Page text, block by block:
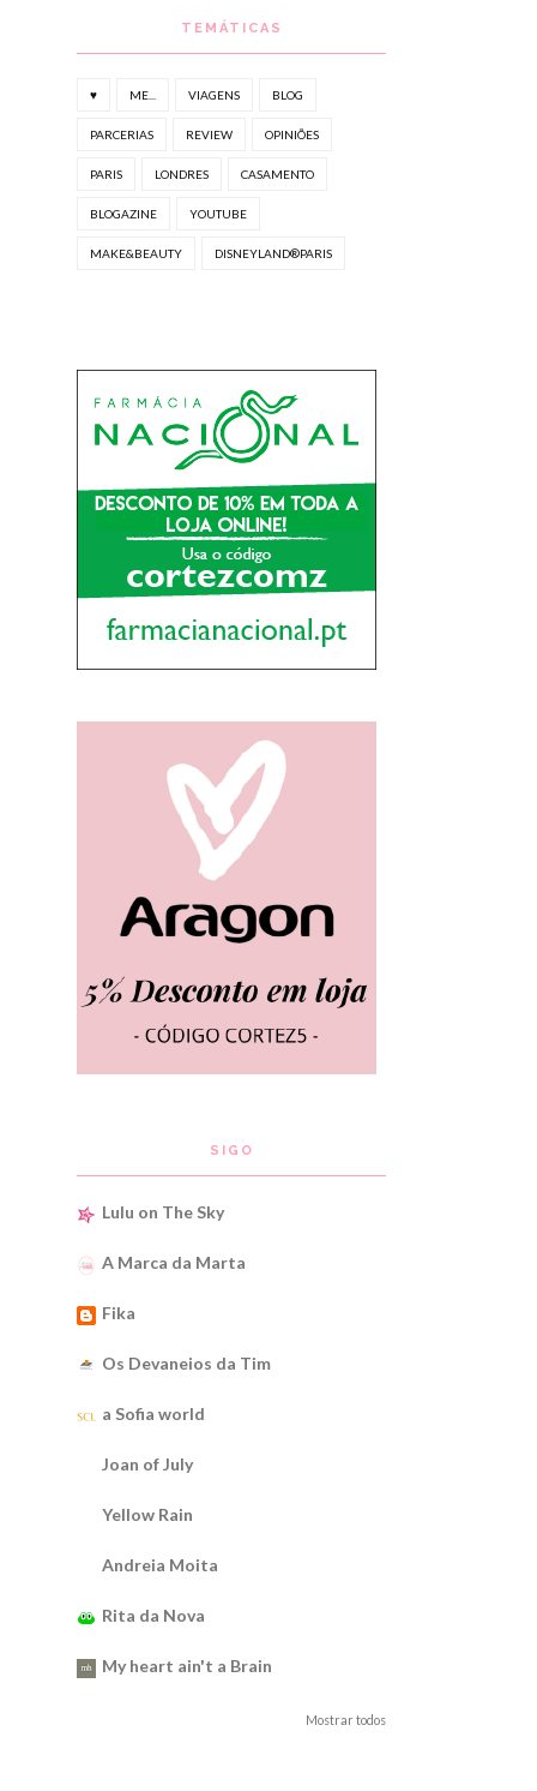
TEMÁTICAS
♥ ME... VIAGENS BLOG
PARCERIAS REVIEW OPINIÕES
PARIS LONDRES CASAMENTO
BLOGAZINE YOUTUBE
MAKE&BEAUTY DISNEYLAND®PARIS
SIGO
Lulu on The Sky
A Marca da Marta
Fika
Os Devaneios da Tim
a Sofia world
Joan of July
Yellow Rain
Andreia Moita
Rita da Nova
My heart ain't a Brain
Mostrar todos